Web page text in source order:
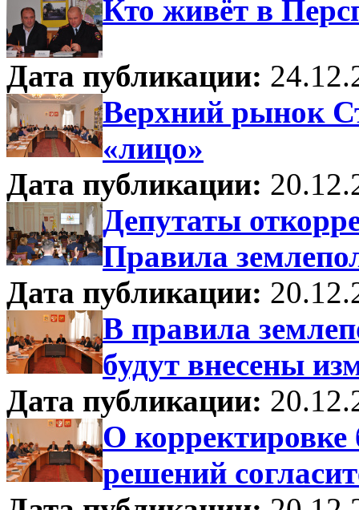
Кто живёт в
Дата публикации:
Верхний рынок
«лицо»
Дата публикации:
Депутаты
Правила
Дата публикации:
В правила
будут внесены
Дата публикации:
О
решений